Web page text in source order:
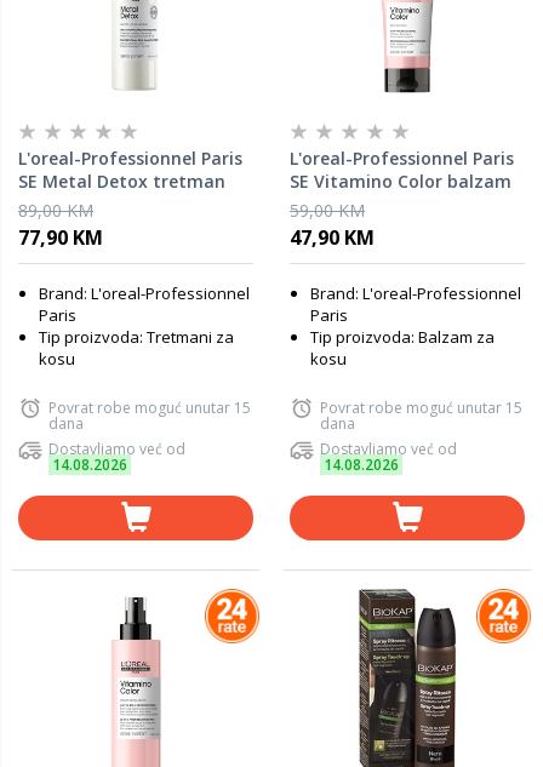
L'oreal-Professionnel Paris
SE Metal Detox tretman
prije šamponiranja
LP719970, 250 ml
89,00 KM
77,90 KM
Brand: L'oreal-Professionnel
Paris
Tip proizvoda: Tretmani za
kosu
Povrat robe moguć unutar 15
dana
Dostavljamo već od
14.08.2026
L'oreal-Professionnel Paris
SE Vitamino Color balzam
za obojenu kosu LP697570,
200 ml
59,00 KM
47,90 KM
Brand: L'oreal-Professionnel
Paris
Tip proizvoda: Balzam za
kosu
Povrat robe moguć unutar 15
dana
Dostavljamo već od
14.08.2026